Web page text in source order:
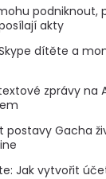
podniknout,
akty
dítěte a
zprávy na
postavy Gacha
Jak vytvořit